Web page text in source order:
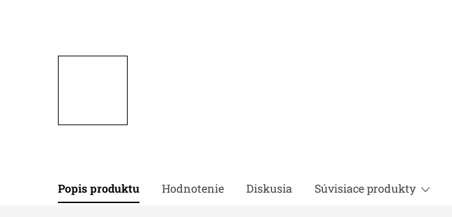
Popis produktu Hodnotenie Diskusia Súvisiace produkty